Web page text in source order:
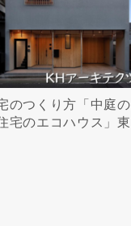
のつくり方「中庭
宅のエコハウス」